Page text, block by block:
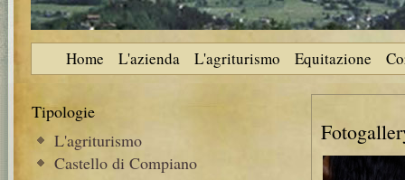
Home L'azienda L'agriturismo Equitazione
Tipologie
L'agriturismo
Castello di Compiano